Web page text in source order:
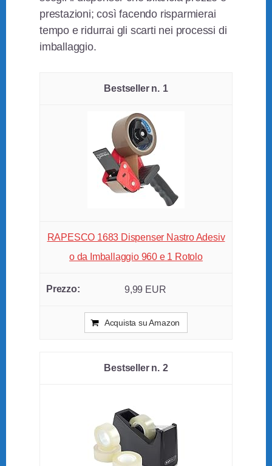
prestazioni; così facendo risparmierai
tempo e ridurrai gli scarti nei processi di
imballaggio.
1
RAPESCO 1683 Dispenser Nastro Adesiv
o da Imballaggio 960 e 1 Rotolo
9,99 EUR
Acquista su Amazon
2